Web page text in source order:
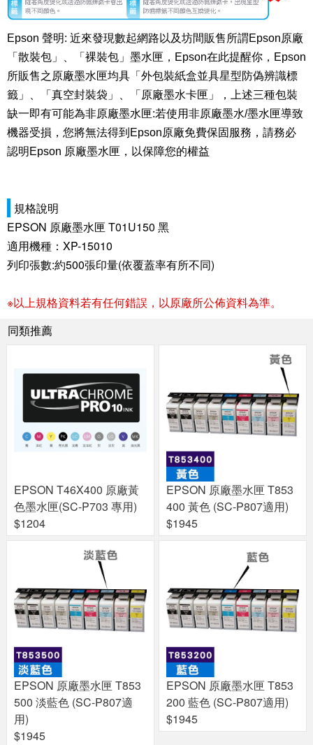
Epson 聲明: 近來發現數起網路以及坊間販售所謂Epson原廠
「散裝包」、「裸裝包」墨水匣，Epson在此提醒你，Epson
所販售之原廠墨水匣均具「外包裝紙盒並具星型防偽辨識標
籤」、「真空封裝袋」、「原廠墨水卡匣」，上述三種包裝
缺一即有可能為非原廠墨水匣:若使用非原廠墨水/墨水匣導致
機器受損，您將無法得到Epson原廠免費保固服務，請務必
認明Epson 原廠墨水匣，以保障您的權益
規格說明
EPSON 原廠墨水匣 T01U150 黑
適用機種：XP-15010
列印張數:約500張印量(依覆蓋率有所不同)
※以上規格資料若有任何錯誤，以原廠所公佈資料為準。
同類推薦
EPSON T46X400 原廠黃
色墨水匣(SC-P703 專用)
$1204
EPSON 原廠墨水匣 T853
400 黃色 (SC-P807適用)
$1945
EPSON 原廠墨水匣 T853
500 淡藍色 (SC-P807適
用)
$1945
EPSON 原廠墨水匣 T853
200 藍色 (SC-P807適用)
$1945